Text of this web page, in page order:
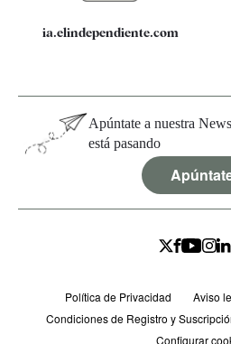
ia.elindependiente.com
Apúntate a nuestra
está pasando
Política de Privacidad
Aviso
Condiciones de Registro y
Configurar